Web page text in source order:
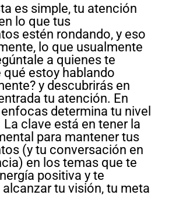
es simple, tu atención
lo que tus
estén rondando, y eso
lo que usualmente
a quienes te
qué estoy hablando
y descubrirás en
tu atención. En
determina tu nivel
La clave está en tener la
para mantener tus
(y tu conversación en
en los temas que te
positiva y te
tu visión, tu meta